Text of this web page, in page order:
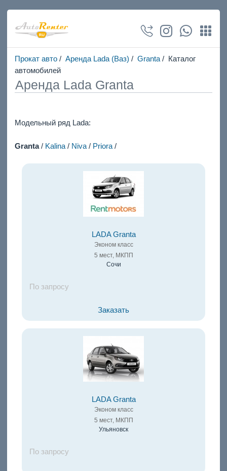
Прокат авто/ Аренда Lada (Ваз) / Granta/ Каталог
автомобилей
Аренда Lada Granta
Модельный ряд Lada:
Granta/ Kalina/ Niva/ Priora/
LADA Granta
Эконом класс
5 мест, МКПП
Сочи
По запросу
Заказать
LADA Granta
Эконом класс
5 мест, МКПП
Ульяновск
По запросу